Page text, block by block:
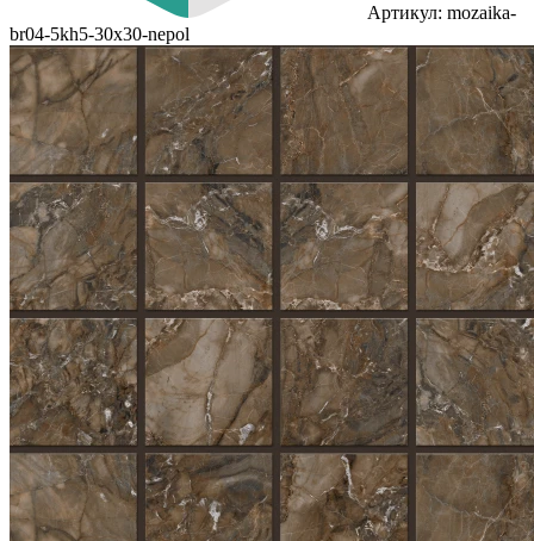
Артикул: mozaika-
br04-5kh5-30x30-nepol